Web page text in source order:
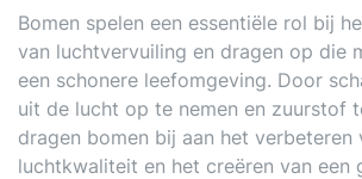
Bomen spelen een essentiële rol bij
van luchtvervuiling en dragen op die
een schonere leefomgeving. Door
uit de lucht op te nemen en zuurstof
dragen bomen bij aan het verbeteren
luchtkwaliteit en het creëren van een